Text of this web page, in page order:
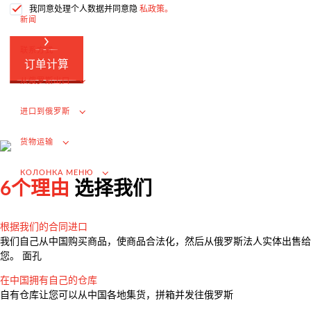
新闻
联系方式
从俄罗斯出口
进口到俄罗斯
货物运输
КОЛОНКА МЕНЮ
从中国进口货物
选择国外供应商
在俄罗斯市场推广（为外国公司服务）
货物运输
Доставка груза из Китая
国际航运
我同意处理个人数据并同意隐 私政策。
订单计算
6个理由 选择我们
根据我们的合同进口
我们自己从中国购买商品，使商品合法化，然后从俄罗斯法人实体出售给
您。 面孔
在中国拥有自己的仓库
自有仓库让您可以从中国各地集货，拼箱并发往俄罗斯